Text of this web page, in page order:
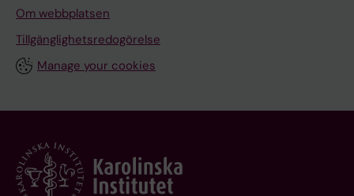
Om webbplatsen
Tillgänglighetsredogörelse
Manage your cookies